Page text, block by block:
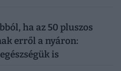
ha az 50 pluszos
erről a nyáron:
is